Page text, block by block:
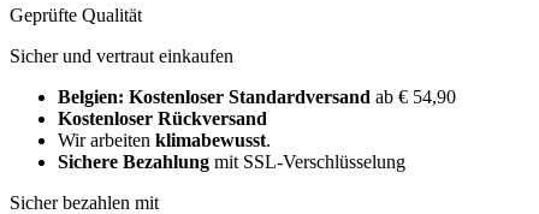
Geprüfte Qualität
Sicher und vertraut einkaufen
Belgien: Kostenloser Standardversand ab € 54,90
Kostenloser Rückversand
Wir arbeiten klimabewusst.
Sichere Bezahlung mit SSL-Verschlüsselung
Sicher bezahlen mit